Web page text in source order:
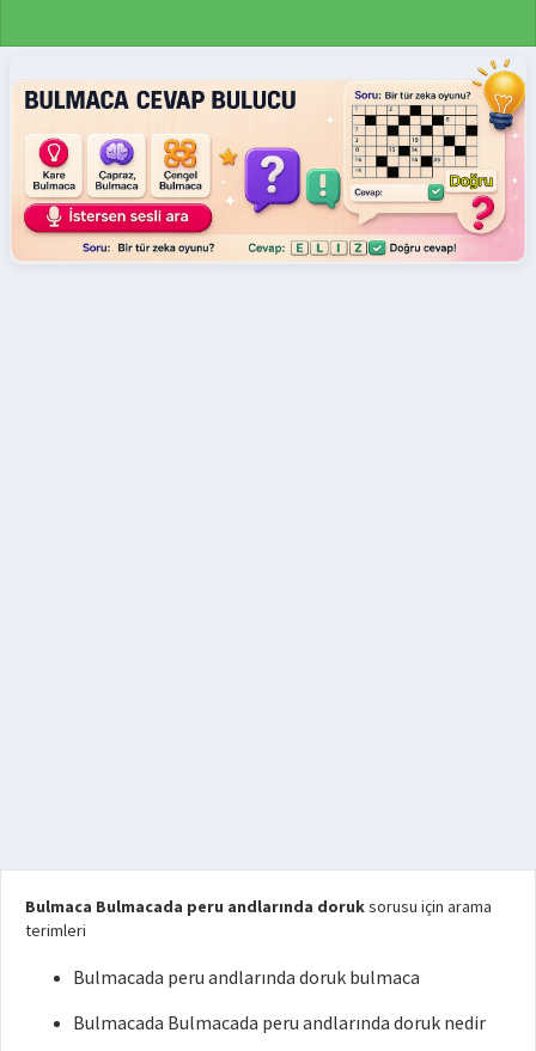
Bulmaca Bulmacada peru andlarında doruksorusu için arama
terimleri
Bulmacada peru andlarında doruk bulmaca
Bulmacada Bulmacada peru andlarında doruk nedir